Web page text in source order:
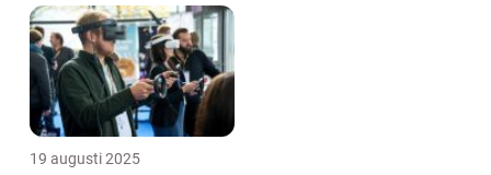
19 augusti 2025